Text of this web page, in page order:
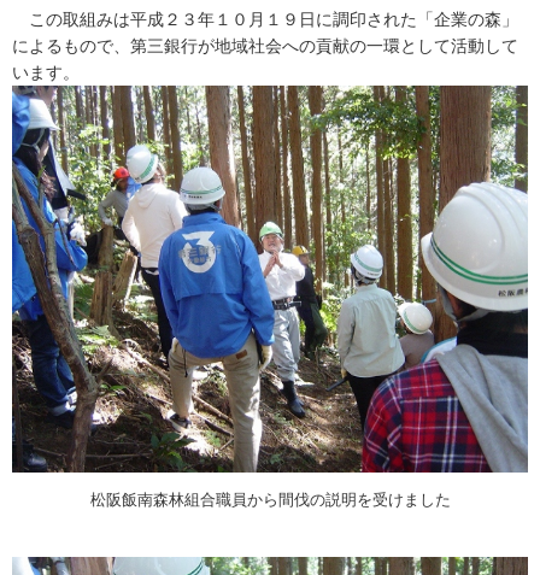
この取組みは平成２３年１０月１９日に調印された「企業の森」
によるもので、第三銀行が地域社会への貢献の一環として活動して
います。
松阪飯南森林組合職員から間伐の説明を受けました